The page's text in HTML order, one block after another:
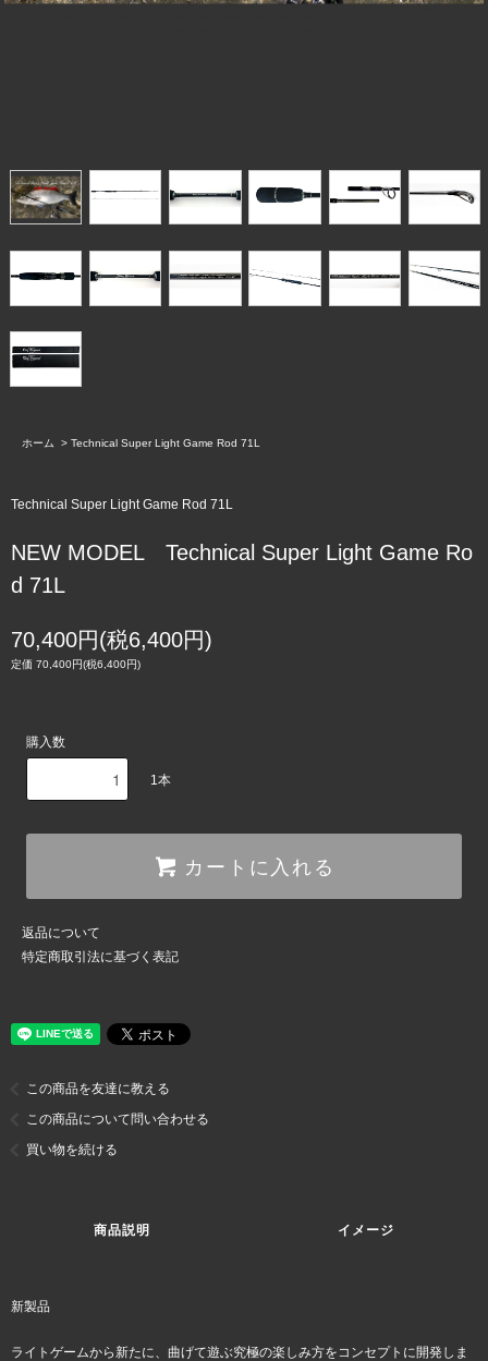
ホーム > Technical Super Light Game Rod 71L
Technical Super Light Game Rod 71L
NEW MODEL Technical Super Light Game Ro
d 71L
70,400円(税6,400円)
定価 70,400円(税6,400円)
購入数
1本
カートに入れる
返品について
特定商取引法に基づく表記
この商品を友達に教える
この商品について問い合わせる
買い物を続ける
商品説明 イメージ
新製品
ライトゲームから新たに、曲げて遊ぶ究極の楽しみ方をコンセプトに開発しま